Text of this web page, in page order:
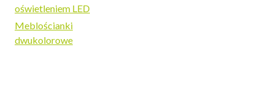
oświetleniem LED
Meblościanki
dwukolorowe